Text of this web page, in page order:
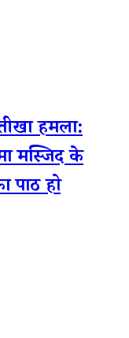
हमला:
मस्जिद के
पाठ हो